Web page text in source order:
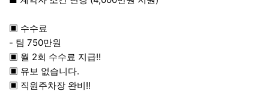
▣ 수수료
- 팀 750만원
▣ 월 2회 수수료 지급!!
▣ 유보 없습니다.
▣ 직원주차장 완비!!